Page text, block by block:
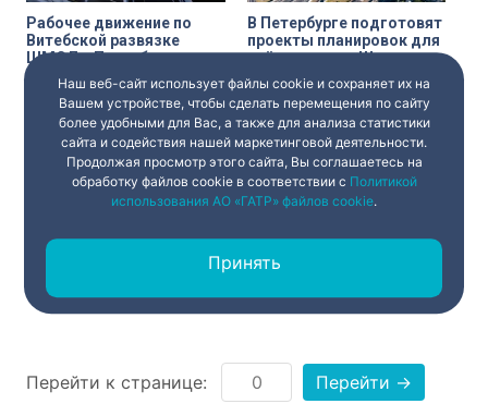
Рабочее движение по
Витебской развязке
ШМСД в Петербурге
планируют запустить
через год
Об этом в студии телеканала
«Санкт-Петербург» рассказал
вице-губернатор Санкт-
Петербурга Николай Линченко.
Город
В Петербурге подготовят
проекты планировок для
трёх развязок Широтной
магистрали скоростного
движения
Комитет по
градостроительству и
архитектуре Санкт-Петербурга
подготовил задания на
подготовку проектов
планировки и проектов
межевания территории для
строительства трёх развязок
Широтной магистрали
Документы появились на
20 ноября.
Город
2
Перейти к странице: Перейти →
Наш веб-сайт использует файлы cookie и сохраняет их на
Вашем устройстве, чтобы сделать перемещения по сайту
более удобными для Вас, а также для анализа статистики
сайта и содействия нашей маркетинговой деятельности.
Продолжая просмотр этого сайта, Вы соглашаетесь на
обработку файлов cookie в соответствии с Политикой
использования АО «ГАТР» файлов cookie.
Принять